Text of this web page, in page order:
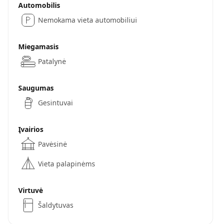
Automobilis
Nemokama vieta automobiliui
Miegamasis
Patalynė
Saugumas
Gesintuvai
Įvairios
Pavėsinė
Vieta palapinėms
Virtuvė
Šaldytuvas